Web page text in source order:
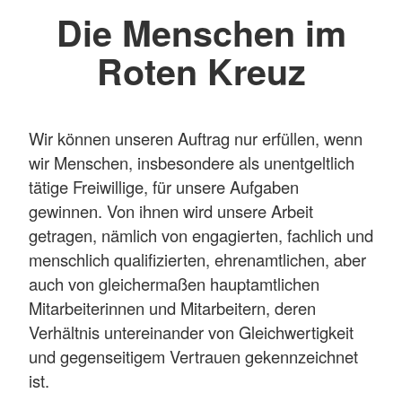
Die Menschen im
Roten Kreuz
Wir können unseren Auftrag nur erfüllen, wenn
wir Menschen, insbesondere als unentgeltlich
tätige Freiwillige, für unsere Aufgaben
gewinnen. Von ihnen wird unsere Arbeit
getragen, nämlich von engagierten, fachlich und
menschlich qualifizierten, ehrenamtlichen, aber
auch von gleichermaßen hauptamtlichen
Mitarbeiterinnen und Mitarbeitern, deren
Verhältnis untereinander von Gleichwertigkeit
und gegenseitigem Vertrauen gekennzeichnet
ist.